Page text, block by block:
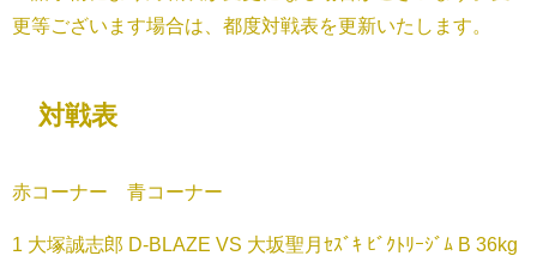
更等ございます場合は、都度対戦表を更新いたします。
対戦表
赤コーナー 青コーナー
1 大塚誠志郎 D-BLAZE VS 大坂聖月ｾｽﾞｷ ﾋﾞｸﾄﾘｰｼﾞﾑ B 36kg